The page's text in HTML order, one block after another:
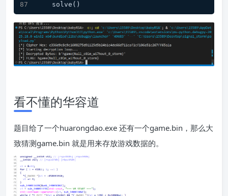
    solve()
看不懂的华容道
题目给了一个huarongdao.exe 还有一个game.bin，那么大
致猜测game.bin 就是用来存放游戏数据的。